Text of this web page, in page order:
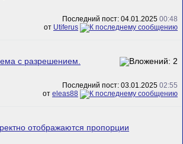
Последний пост: 04.01.2025 00:48
от Utiferus
с разрешением.
Последний пост: 03.01.2025 02:55
от eleas88
отображаются пропорции